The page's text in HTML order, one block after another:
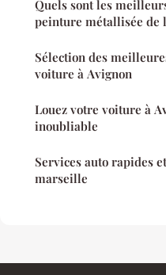
Quels sont les
peinture métallisée de
Sélection des
voiture à Avignon
Louez votre voiture à
inoubliable
Services auto rapides
marseille